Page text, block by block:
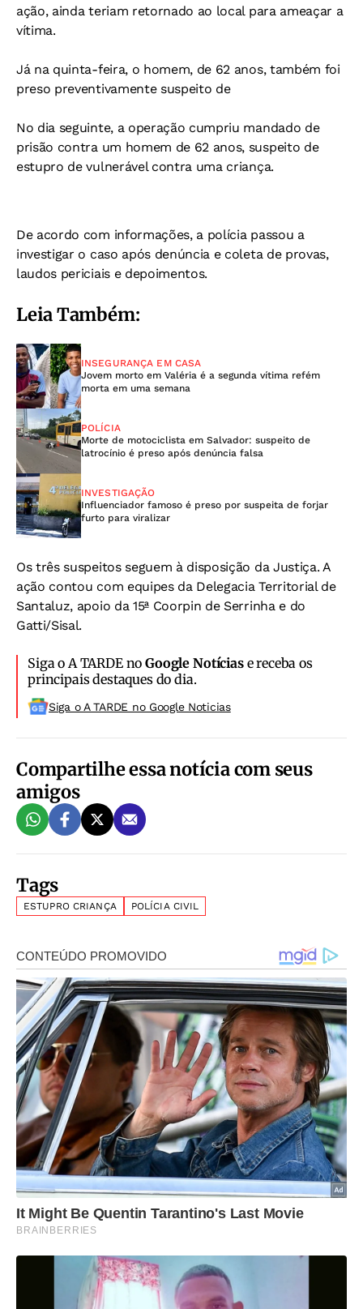
ação, ainda teriam retornado ao local para ameaçar a
vítima.
Já na quinta-feira, o homem, de 62 anos, também foi
preso preventivamente suspeito de
No dia seguinte, a operação cumpriu mandado de
prisão contra um homem de 62 anos, suspeito de
estupro de vulnerável contra uma criança.
De acordo com informações, a polícia passou a
investigar o caso após denúncia e coleta de provas,
laudos periciais e depoimentos.
Leia Também:
INSEGURANÇA EM CASA
Jovem morto em Valéria é a segunda vítima refém
morta em uma semana
POLÍCIA
Morte de motociclista em Salvador: suspeito de
latrocínio é preso após denúncia falsa
INVESTIGAÇÃO
Influenciador famoso é preso por suspeita de forjar
furto para viralizar
Os três suspeitos seguem à disposição da Justiça. A
ação contou com equipes da Delegacia Territorial de
Santaluz, apoio da 15ª Coorpin de Serrinha e do
Gatti/Sisal.
Siga o A TARDE noGoogle Notíciase receba os
principais destaques do dia.
Siga o A TARDE no Google Noticias
Compartilhe essa notícia com seus
amigos
Tags
ESTUPRO CRIANÇA POLÍCIA CIVIL